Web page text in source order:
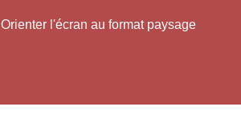
Orienter l'écran au format paysage